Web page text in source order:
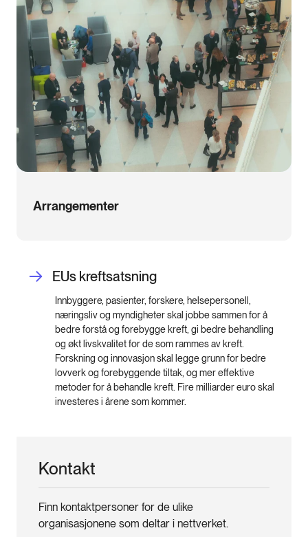
Arrangementer
EUs kreftsatsning
Innbyggere, pasienter, forskere, helsepersonell,
næringsliv og myndigheter skal jobbe sammen for å
bedre forstå og forebygge kreft, gi bedre behandling
og økt livskvalitet for de som rammes av kreft.
Forskning og innovasjon skal legge grunn for bedre
lovverk og forebyggende tiltak, og mer effektive
metoder for å behandle kreft. Fire milliarder euro skal
investeres i årene som kommer.
Kontakt
Finn kontaktpersoner for de ulike
organisasjonene som deltar i nettverket.